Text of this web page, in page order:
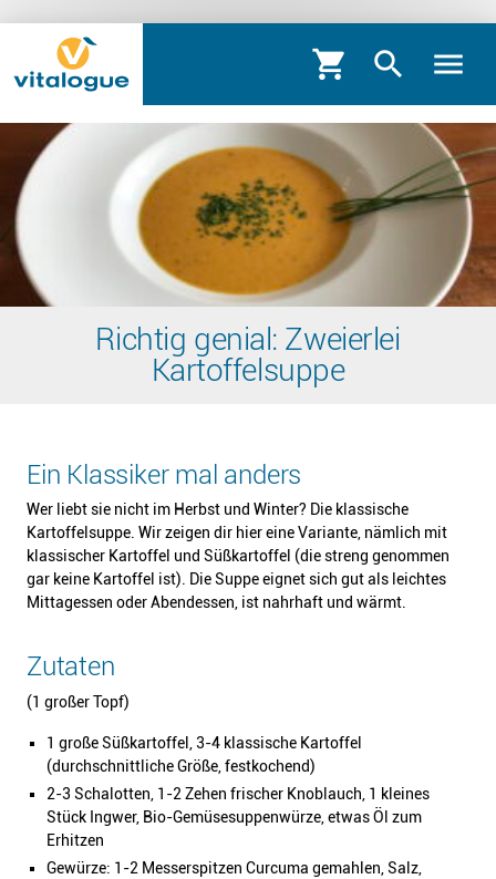
shopping_cart search menu
Richtig genial: Zweierlei
Kartoffelsuppe
Ein Klassiker mal anders
Wer liebt sie nicht im Herbst und Winter? Die klassische
Kartoffelsuppe. Wir zeigen dir hier eine Variante, nämlich mit
klassischer Kartoffel und Süßkartoffel (die streng genommen
gar keine Kartoffel ist). Die Suppe eignet sich gut als leichtes
Mittagessen oder Abendessen, ist nahrhaft und wärmt.
Zutaten
(1 großer Topf)
1 große Süßkartoffel, 3-4 klassische Kartoffel
(durchschnittliche Größe, festkochend)
2-3 Schalotten, 1-2 Zehen frischer Knoblauch, 1 kleines
Stück Ingwer, Bio-Gemüsesuppenwürze, etwas Öl zum
Erhitzen
Gewürze: 1-2 Messerspitzen Curcuma gemahlen, Salz,